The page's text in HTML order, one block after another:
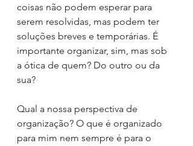
coisas não podem esperar para
serem resolvidas, mas podem ter
soluções breves e temporárias. É
importante organizar, sim, mas sob
a ótica de quem? Do outro ou da
sua?
Qual a nossa perspectiva de
organização? O que é organizado
para mim nem sempre é para o